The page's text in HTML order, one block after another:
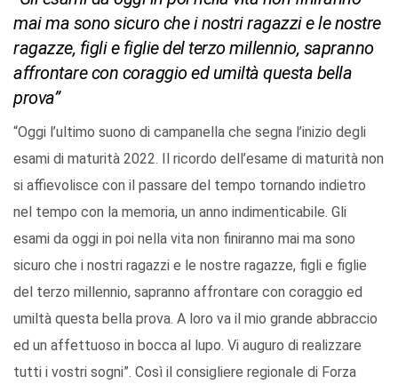
mai ma sono sicuro che i nostri ragazzi e le nostre
ragazze, figli e figlie del terzo millennio, sapranno
affrontare con coraggio ed umiltà questa bella
prova”
“Oggi l’ultimo suono di campanella che segna l’inizio degli
esami di maturità 2022. Il ricordo dell’esame di maturità non
si affievolisce con il passare del tempo tornando indietro
nel tempo con la memoria, un anno indimenticabile. Gli
esami da oggi in poi nella vita non finiranno mai ma sono
sicuro che i nostri ragazzi e le nostre ragazze, figli e figlie
del terzo millennio, sapranno affrontare con coraggio ed
umiltà questa bella prova. A loro va il mio grande abbraccio
ed un affettuoso in bocca al lupo. Vi auguro di realizzare
tutti i vostri sogni”. Così il consigliere regionale di Forza